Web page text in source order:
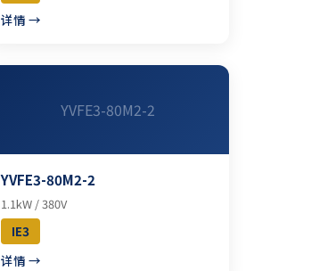
详情 →
YVFE3-80M2-2
YVFE3-80M2-2
1.1kW / 380V
IE3
详情 →